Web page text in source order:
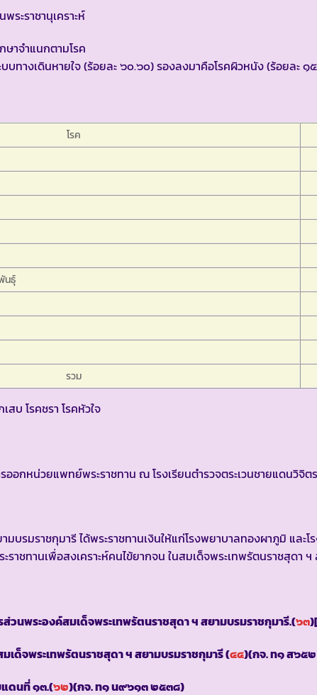
ระราชานุเคราะห์
ษาจำแนกตามโรค
บทางเดินหายใจ (ร้อยละ ๖๐.๖๐) รองลงมาคือโรคผิวหนัง (ร้อยละ
โรค
นธุ์
รวม
สบ โรคชรา โรคหัวใจ
รออกหน่วยแพทย์พระราชทาน ณ โรงเรียนตำรวจตระเวนชายแดนวิ
มบรมราชกุมารี ได้พระราชทานเงินให้แก่โรงพยาบาลทองผาภูมิ แล
าชทานเพื่อสงเคราะห์คนไข้ยากจน ในสมเด็จพระเทพรัตนราชสุดา ฯ
วนพระองค์สมเด็จพระเทพรัตนราชสุดา ฯ สยามบรมราชกุมารี.(๖๓
เด็จพระเทพรัตนราชสุดา ฯ สยามบรมราชกุมารี (๔๔)(กจ. ท๑ ส๖๕
แดนที่ ๑๓.(๖๒)(กจ. ท๑ น๙๖๑๓ ๒๕๓๘)